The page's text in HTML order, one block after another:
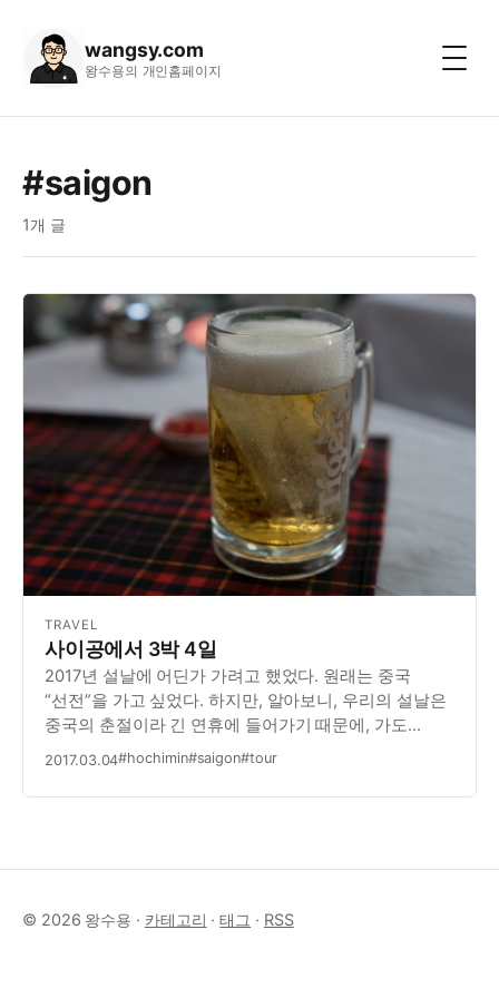
wangsy.com
왕수용의 개인홈페이지
#saigon
1개 글
TRAVEL
사이공에서 3박 4일
2017년 설날에 어딘가 가려고 했었다. 원래는 중국
“선전”을 가고 싶었다. 하지만, 알아보니, 우리의 설날은
중국의 춘절이라 긴 연휴에 들어가기 때문에, 가도
아무것도 할 수 없다고 한다. 그래서 차선으로 선택한
있다. 호치민에 대해서 검색할 때에는 특히 영어…
2017.03.04#hochimin#saigon#tour
© 2026 왕수용 · 카테고리 ·태그 · RSS